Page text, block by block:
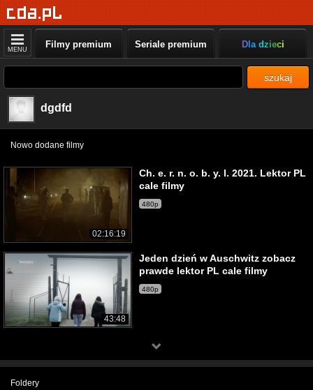
MENU Filmy premium Seriale premium Dla dzieci
szukaj
dgdfd
Nowo dodane filmy
02:16:19
Ch. e. r. n. o. b. y. l. 2021. Lektor PL
cale filmy
480p
43:48
Jeden dzień w Auschwitz zobacz
prawde lektor PL cale filmy
480p
Foldery